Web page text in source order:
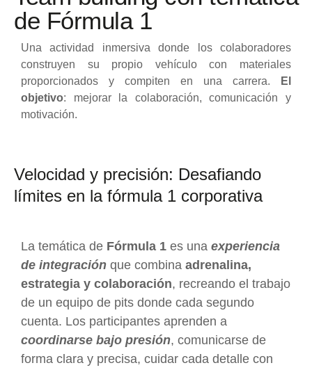
de Fórmula 1
Una actividad inmersiva donde los colaboradores
construyen su propio vehículo con materiales
proporcionados y compiten en una carrera.
El
objetivo: mejorar la colaboración, comunicación y
motivación.
Velocidad y precisión: Desafiando
límites en la fórmula 1 corporativa
La temática de Fórmula 1 es una experiencia
de integración que combina adrenalina,
estrategia y colaboración, recreando el trabajo
de un equipo de pits donde cada segundo
cuenta. Los participantes aprenden a
coordinarse bajo presión, comunicarse de
forma clara y precisa, cuidar cada detalle con